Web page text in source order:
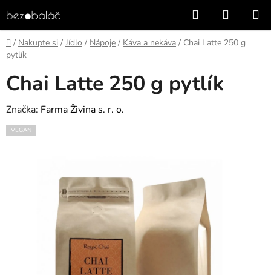
na
obsah
Hledat
KOŠÍK
Domů
/ Nakupte si / Jídlo / Nápoje / Káva a nekáva / Chai Latte 250 g
pytlík
Chai Latte 250 g pytlík
Značka: Farma Živina s. r. o.
VEGAN